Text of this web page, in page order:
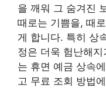
을 깨워 그 숨겨진
때로는 기쁨을, 때
게 합니다. 특히 상
정은 더욱 험난해
는 휴면 예금 상속
고 무료 조회 방법